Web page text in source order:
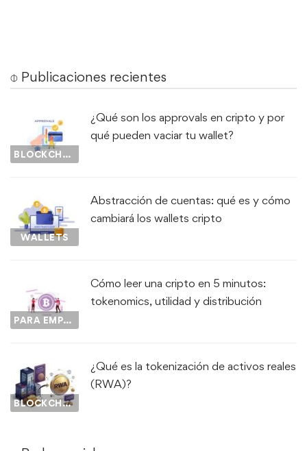
⌽ Publicaciones recientes
BLOCKCHAIN
¿Qué son los approvals en cripto y por
qué pueden vaciar tu wallet?
WALLETS
Abstracción de cuentas: qué es y cómo
cambiará los wallets cripto
PARA EMPEZAR...
Cómo leer una cripto en 5 minutos:
tokenomics, utilidad y distribución
BLOCKCHAIN
¿Qué es la tokenización de activos reales
(RWA)?